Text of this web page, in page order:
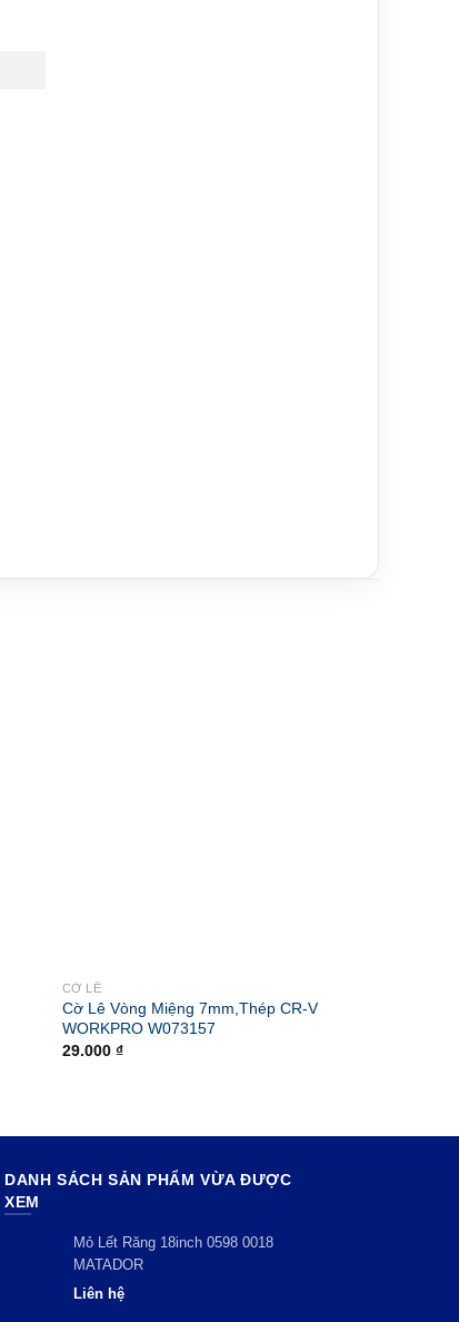
CỜ LÊ
Cờ Lê Vòng Miệng 7mm,Thép CR-V
WORKPRO W073157
29.000 ₫
DANH SÁCH SẢN PHẨM VỪA ĐƯỢC
XEM
Mỏ Lết Răng 18inch 0598 0018
MATADOR
Liên hệ